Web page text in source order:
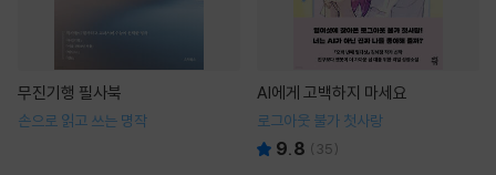
무진기행 필사북
손으로 읽고 쓰는 명작
AI에게 고백하지 마세요
로그아웃 불가 첫사랑
9.8 ( 35)